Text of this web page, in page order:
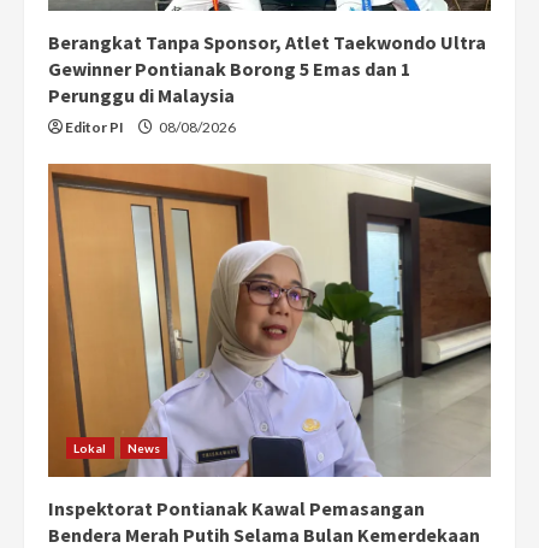
Berangkat Tanpa Sponsor, Atlet Taekwondo Ultra
Gewinner Pontianak Borong 5 Emas dan 1
Perunggu di Malaysia
Editor PI 08/08/2026
Lokal News
Inspektorat Pontianak Kawal Pemasangan
Bendera Merah Putih Selama Bulan Kemerdekaan